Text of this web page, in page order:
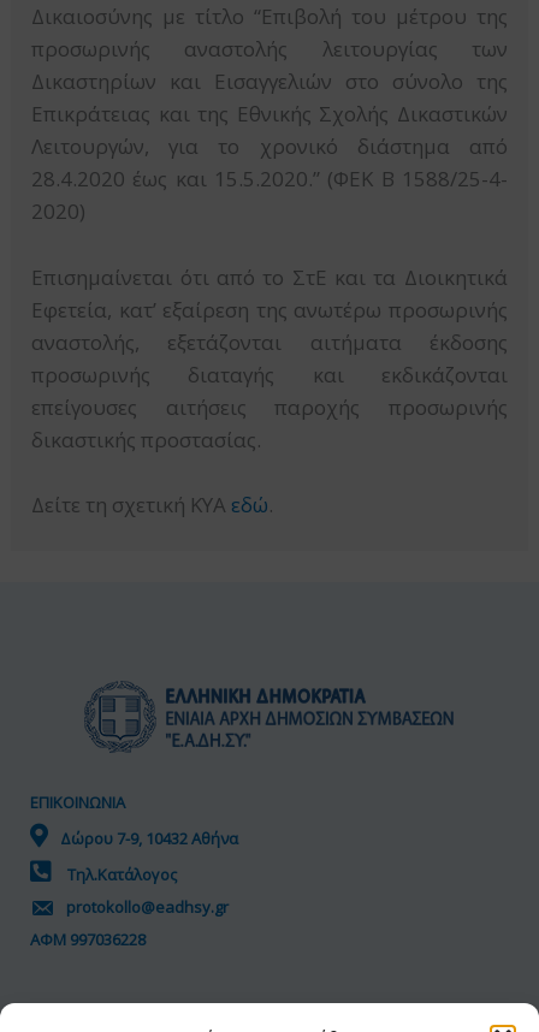
Δικαιοσύνης με τίτλο “Επιβολή του μέτρου της
προσωρινής αναστολής λειτουργίας των
Δικαστηρίων και Εισαγγελιών στο σύνολο της
Επικράτειας και της Εθνικής Σχολής Δικαστικών
Λειτουργών, για το χρονικό διάστημα από
28.4.2020 έως και 15.5.2020.” (ΦΕΚ Β 1588/25-4-
2020)
Επισημαίνεται ότι από το ΣτΕ και τα Διοικητικά
Εφετεία, κατ’ εξαίρεση της ανωτέρω προσωρινής
αναστολής, εξετάζονται αιτήματα έκδοσης
προσωρινής διαταγής και εκδικάζονται
επείγουσες αιτήσεις παροχής προσωρινής
δικαστικής προστασίας.
Δείτε τη σχετική ΚΥΑ εδώ.
ΕΠΙΚΟΙΝΩΝΙΑ
Δώρου 7-9, 10432 Αθήνα
Τηλ.Κατάλογος
protokollo@eadhsy.gr
ΑΦΜ 997036228